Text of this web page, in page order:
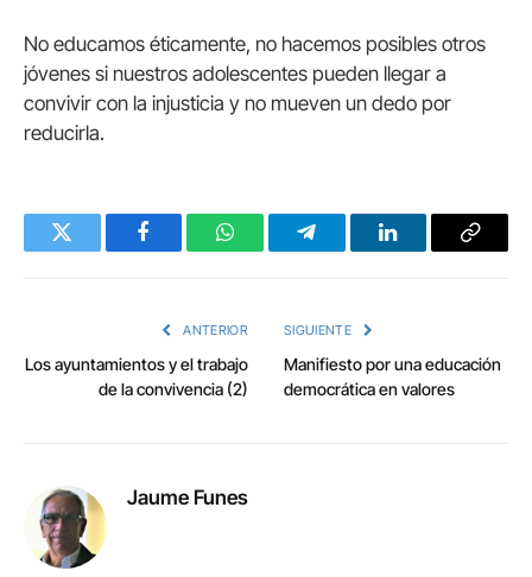
No educamos éticamente, no hacemos posibles otros
jóvenes si nuestros adolescentes pueden llegar a
convivir con la injusticia y no mueven un dedo por
reducirla.
Twitter FacebookWhatsAppTelegramLinkedInCopy
ANTERIOR
Los ayuntamientos y el trabajo
de la convivencia (2)
SIGUIENTE
Manifiesto por una educación
democrática en valores
Jaume Funes